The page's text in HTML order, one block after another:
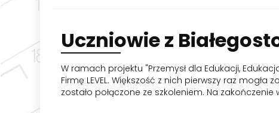
Uczniowiez
W ramach projektu "Przemysł dla Edukacji,
Firmę LEVEL. Większość z nich pierwszy raz
zostało połączone ze szkoleniem. Na